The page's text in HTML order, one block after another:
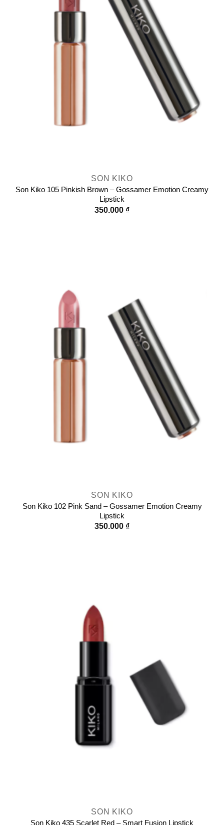
SON KIKO
Son Kiko 105 Pinkish Brown – Gossamer Emotion Creamy
Lipstick
350.000 ₫
SON KIKO
Son Kiko 102 Pink Sand – Gossamer Emotion Creamy
Lipstick
350.000 ₫
SON KIKO
Son Kiko 435 Scarlet Red – Smart Fusion Lipstick